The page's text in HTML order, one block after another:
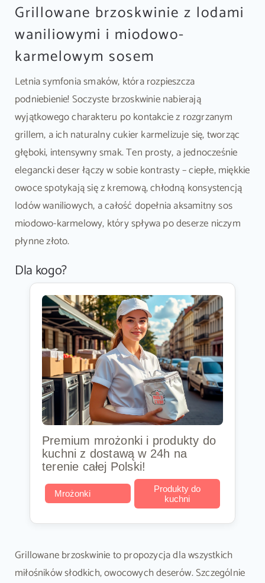
Grillowane brzoskwinie z lodami
waniliowymi i miodowo-
karmelowym sosem
Letnia symfonia smaków, która rozpieszcza
podniebienie! Soczyste brzoskwinie nabierają
wyjątkowego charakteru po kontakcie z rozgrzanym
grillem, a ich naturalny cukier karmelizuje się, tworząc
głęboki, intensywny smak. Ten prosty, a jednocześnie
elegancki deser łączy w sobie kontrasty – ciepłe, miękkie
owoce spotykają się z kremową, chłodną konsystencją
lodów waniliowych, a całość dopełnia aksamitny sos
miodowo-karmelowy, który spływa po deserze niczym
płynne złoto.
Dla kogo?
Premium mrożonki i produkty do
kuchni z dostawą w 24h na
terenie całej Polski!
Mrożonki
Produkty do
kuchni
Grillowane brzoskwinie to propozycja dla wszystkich
miłośników słodkich, owocowych deserów. Szczególnie